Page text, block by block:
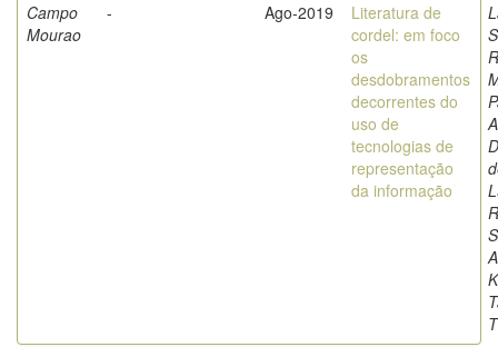
Campo
Mourao
- Ago-2019
Literatura de
cordel: em foco
os
desdobramentos
decorrentes do
uso de
tecnologias de
representação
da informação